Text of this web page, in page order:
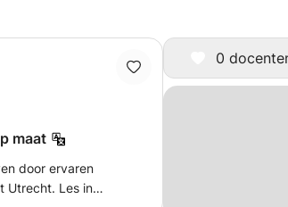
0
maat
door ervaren
Les in